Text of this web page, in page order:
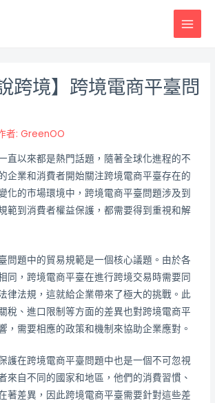
跨境】跨境電商平臺問
者:GreenOO
直以來都是熱門話題，隨著全球化進程的不
企業和消費者開始關注跨境電商平臺存在的
化的市場環境中，跨境電商平臺問題涉及到
範到消費者權益保護，都需要得到重視和解
問題中的貿易規範是一個核心議題。由於各
同，跨境電商平臺在進行跨境交易時需要同
律法規，這就給企業帶來了極大的挑戰。此
稅、進口限制等方面的差異也對跨境電商平
，需要相應的政策和機制來協助企業應對。
護在跨境電商平臺問題中也是一個不可忽視
來自不同的國家和地區，他們的消費習慣、
著差異，因此跨境電商平臺需要針對這些差